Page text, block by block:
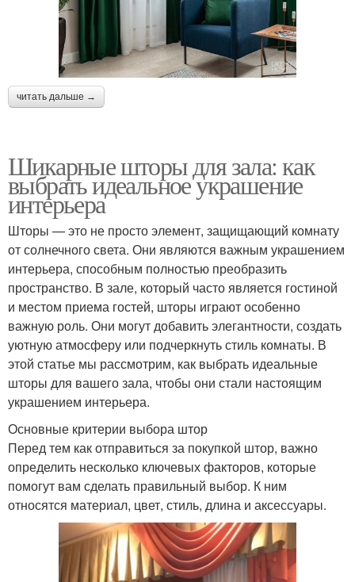
читать дальше →
Шикарные шторы для зала: как
выбрать идеальное украшение
интерьера
Шторы — это не просто элемент, защищающий комнату
от солнечного света. Они являются важным украшением
интерьера, способным полностью преобразить
пространство. В зале, который часто является гостиной
и местом приема гостей, шторы играют особенно
важную роль. Они могут добавить элегантности, создать
уютную атмосферу или подчеркнуть стиль комнаты. В
этой статье мы рассмотрим, как выбрать идеальные
шторы для вашего зала, чтобы они стали настоящим
украшением интерьера.
Основные критерии выбора штор
Перед тем как отправиться за покупкой штор, важно
определить несколько ключевых факторов, которые
помогут вам сделать правильный выбор. К ним
относятся материал, цвет, стиль, длина и аксессуары.